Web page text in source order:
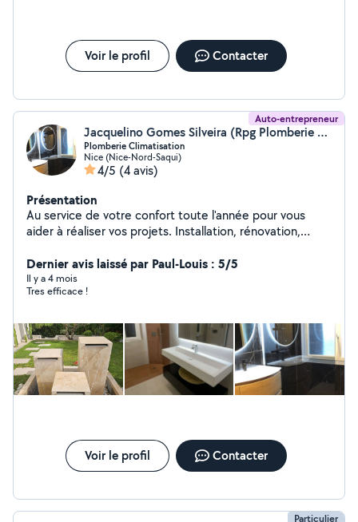
À bientôt, MC 06 RENOVATION
Voir le profil Contacter
Auto-entrepreneur
Jacquelino Gomes Silveira (Rpg Plomberie Nice)
Plomberie Climatisation
Nice (Nice-Nord-Saqui)
4/5 (4 avis)
Présentation
Au service de votre confort toute l'année pour vous
aider à réaliser vos projets. Installation, rénovation,
fiables, adaptées à vos besoins et à votre budget. Devis
gratuit Réactivité, qualité et transparence.
Dernier avis laissé par Paul-Louis : 5/5
Il y a 4 mois
Tres efficace !
Voir le profil Contacter
Particulier